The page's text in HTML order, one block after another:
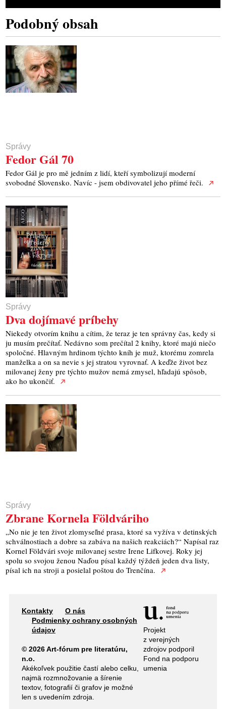
Podobný obsah
Správy
Fedor Gál 70
Fedor Gál je pro mě jedním z lidí, kteří symbolizují moderní
svobodné Slovensko. Navíc - jsem obdivovatel jeho přímé řeči.
Správy
Dva dojímavé príbehy
Niekedy otvorím knihu a cítim, že teraz je ten správny čas, kedy si
ju musím prečítať. Nedávno som prečítal 2 knihy, ktoré majú niečo
spoločné. Hlavným hrdinom týchto kníh je muž, ktorému zomrela
manželka a on sa nevie s jej stratou vyrovnať. A keďže život bez
milovanej ženy pre týchto mužov nemá zmysel, hľadajú spôsob,
ako ho ukončiť.
Správy
Zbrane Kornela Földváriho
„No nie je ten život zlomyseľné prasa, ktoré sa vyžíva v detinských
schválnostiach a dobre sa zabáva na našich reakciách?“ Napísal raz
Kornel Földvári svoje milovanej sestre Irene Lifkovej. Roky jej
spolu so svojou ženou Naďou písal každý týždeň jeden dva listy,
písal ich na stroji a posielal poštou do Trenčína.
Kontakty
O nás
Podmienky ochrany osobných
údajov
© 2026 Art-fórum pre literatúru,
n.o.
Akékoľvek použitie častí alebo celku,
najmä rozmnožovanie a šírenie
textov, fotografií či grafov je možné
len s uvedením zdroja.
Projekt
z verejných
zdrojov podporil
Fond na podporu
umenia